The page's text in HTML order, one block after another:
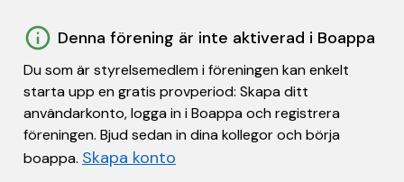
Denna förening är inte aktiverad i Boappa
Du som är styrelsemedlem i föreningen kan enkelt
starta upp en gratis provperiod: Skapa ditt
användarkonto, logga in i Boappa och registrera
föreningen. Bjud sedan in dina kollegor och börja
boappa. Skapa konto